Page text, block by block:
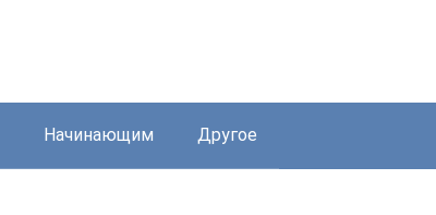
Начинающим Другое